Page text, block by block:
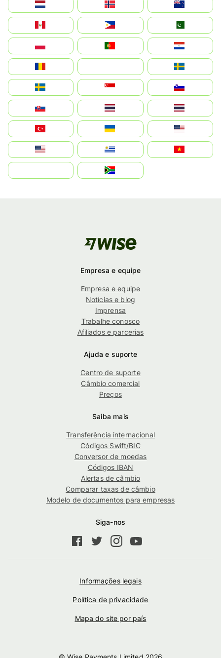
Nederland
Norge
New Zealand
Perú
Philippines
Pakistan
Polska
Portugal
Paraguay
România
На русском
Sweden
Sverige
Singapore
Slovenija
Slovensko
Thailand
ไทย
Türkiye
Україна
United States
Estados Unidos
Uruguay
Việt Nam
بالعربية
South Africa
Empresa e equipe
Empresa e equipe
Notícias e blog
Imprensa
Trabalhe conosco
Afiliados e parcerias
Ajuda e suporte
Centro de suporte
Câmbio comercial
Preços
Saiba mais
Transferência internacional
Códigos Swift/BIC
Conversor de moedas
Códigos IBAN
Alertas de câmbio
Comparar taxas de câmbio
Modelo de documentos para empresas
Siga-nos
Informações legais
Política de privacidade
Mapa do site por país